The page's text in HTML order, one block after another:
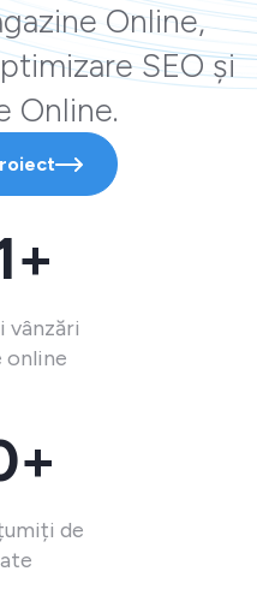
Online,
SEO și
Online.
vânzări
online
de